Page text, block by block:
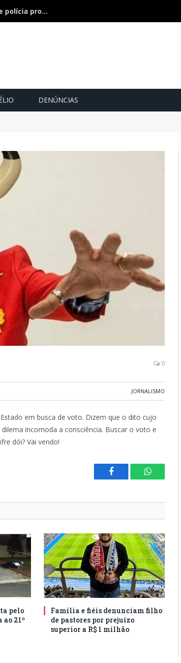
Bebê de 21 dias some, pai nega envolvimento e polícia procura a criança
DENÚNCIAS
0
JORNALISMO
em busca de voto. Dizem que o dito cujo
incomoda a consciência. Buscar o voto e
dói? Vai vendo!
Facebook WhatsApp
pelo
21º
Família e fiéis denunciam filho
de pastores por prejuízo
superior a R$ 1 milhão